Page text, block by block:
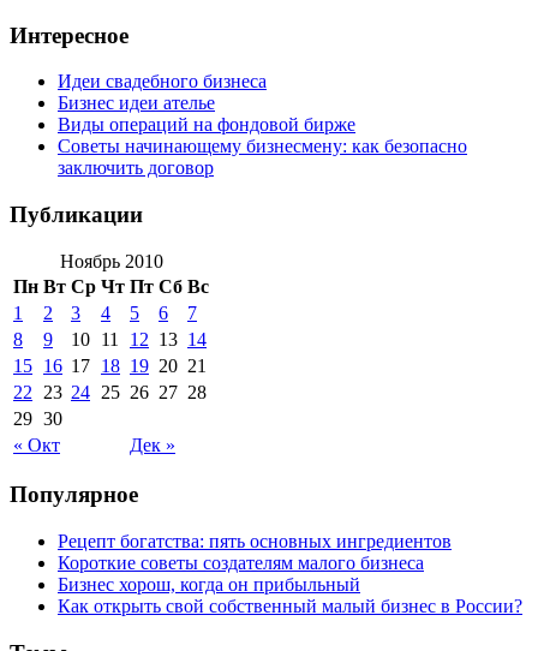
Интересное
Идеи свадебного бизнеса
Бизнес идеи ателье
Виды операций на фондовой бирже
Советы начинающему бизнесмену: как безопасно
заключить договор
Публикации
Ноябрь 2010
Пн Вт Ср Чт Пт Сб Вс
« Окт Дек »
1 2 3 4 5 6
7
8
9 10 11 12 13 14
15 16 17 18 19 20 21
22
23 24 25 26 27 28
29 30
Популярное
Рецепт богатства: пять основных ингредиентов
Короткие советы создателям малого бизнеса
Бизнес хорош, когда он прибыльный
Как открыть свой собственный малый бизнес в России?